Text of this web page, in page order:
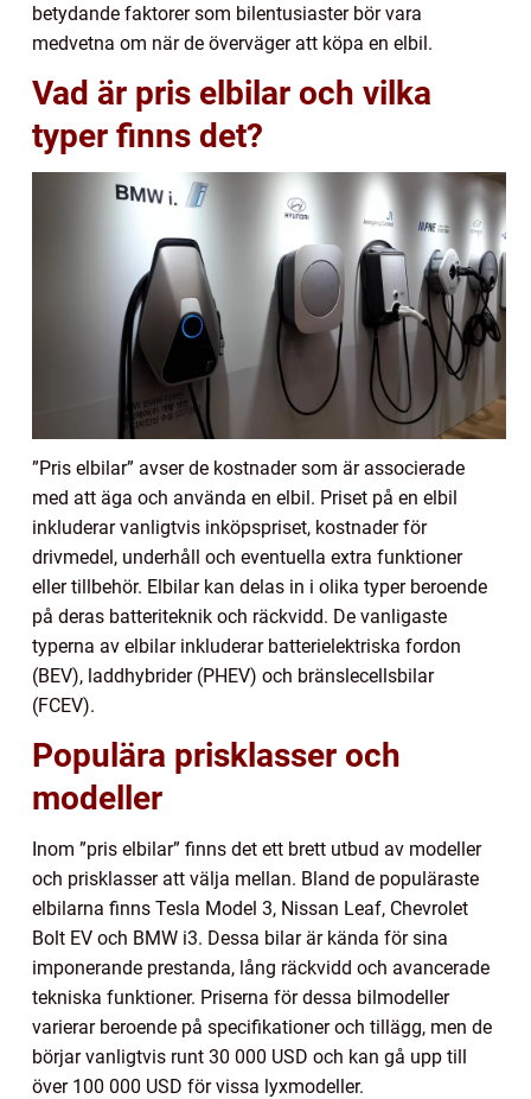
betydande faktorer som bilentusiaster bör vara
medvetna om när de överväger att köpa en elbil.
Vad är pris elbilar och vilka
typer finns det?
”Pris elbilar” avser de kostnader som är associerade
med att äga och använda en elbil. Priset på en elbil
inkluderar vanligtvis inköpspriset, kostnader för
drivmedel, underhåll och eventuella extra funktioner
eller tillbehör. Elbilar kan delas in i olika typer beroende
på deras batteriteknik och räckvidd. De vanligaste
typerna av elbilar inkluderar batterielektriska fordon
(BEV), laddhybrider (PHEV) och bränslecellsbilar
(FCEV).
Populära prisklasser och
modeller
Inom ”pris elbilar” finns det ett brett utbud av modeller
och prisklasser att välja mellan. Bland de populäraste
elbilarna finns Tesla Model 3, Nissan Leaf, Chevrolet
Bolt EV och BMW i3. Dessa bilar är kända för sina
imponerande prestanda, lång räckvidd och avancerade
tekniska funktioner. Priserna för dessa bilmodeller
varierar beroende på specifikationer och tillägg, men de
börjar vanligtvis runt 30 000 USD och kan gå upp till
över 100 000 USD för vissa lyxmodeller.